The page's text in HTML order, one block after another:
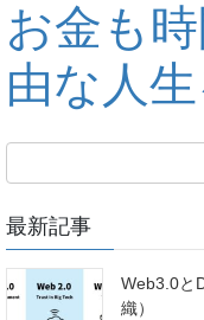
お金も
由な人生
最新記事
Web3.0と
織）